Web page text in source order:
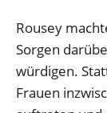
Rousey
Sorgen
würdigen.
Frauen